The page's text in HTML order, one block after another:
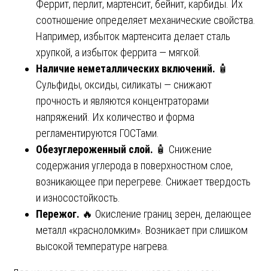
Феррит, перлит, мартенсит, бейнит, карбиды. Их
соотношение определяет механические свойства.
Например, избыток мартенсита делает сталь
хрупкой, а избыток феррита — мягкой.
Наличие неметаллических включений. 🧴
Сульфиды, оксиды, силикаты — снижают
прочность и являются концентраторами
напряжений. Их количество и форма
регламентируются ГОСТами.
Обезуглероженный слой. 🧴 Снижение
содержания углерода в поверхностном слое,
возникающее при перегреве. Снижает твердость
и износостойкость.
Пережог. 🔥 Окисление границ зерен, делающее
металл «красноломким». Возникает при слишком
высокой температуре нагрева.